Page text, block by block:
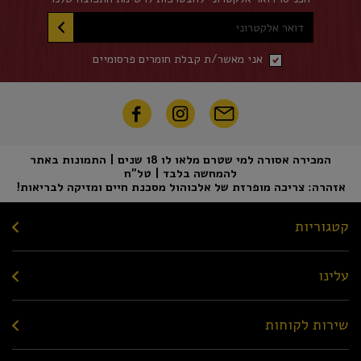
דואר אלקטרוני
אני מאשר/ת קבלת חומרים פרסומיים
המכירה אסורה למי שטרם מלאו לו 18 שנים | התמונות באתר
להמחשה בלבד | טל"ח
אזהרה: צריכה מופרזת של אלכוהול מסכנת חיים ומזיקה לבריאות!
קטגוריות
עלינו
שירות לקוחות